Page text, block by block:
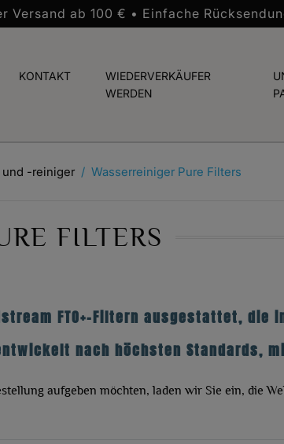
Versand ab 100 € • Einfache
KONTAKT
WIEDERVERKÄUFER
WERDEN
und -reiniger Wasserreiniger Pure Filters
FILTERS
FTO+-Filtern ausgestattet,
nach höchsten Standards,
aufgeben möchten, laden wir Sie ein, die